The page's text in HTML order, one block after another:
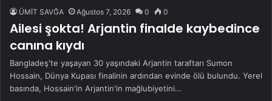
ÜMİT SAVĞA Ağustos 7, 2026 0 0
Ailesi şokta! Arjantin finalde kaybedince
canına kıydı
Bangladeş'te yaşayan 30 yaşındaki Arjantin taraftarı Sumon
Hossain, Dünya Kupası finalinin ardından evinde ölü bulundu. Yerel
basında, Hossain'in Arjantin'in mağlubiyetini…